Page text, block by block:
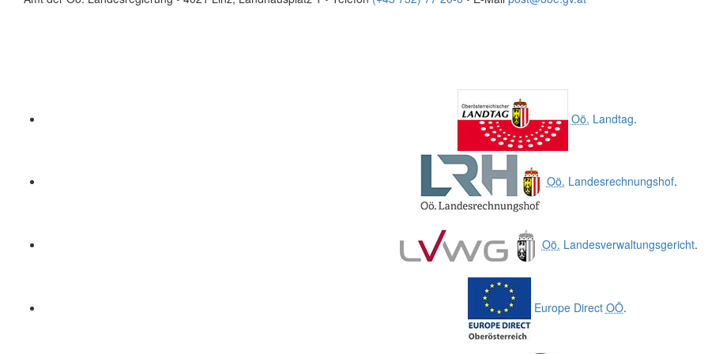
Oö. Landtag.
Oö. Landesrechnungshof.
Oö. Landesverwaltungsgericht.
Europe Direct OÖ.